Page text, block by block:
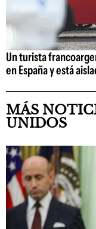
Un turista
en España y está
MÁS
UNIDOS